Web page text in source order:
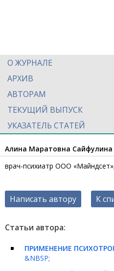
О ЖУРНАЛЕ
АРХИВ
АВТОРАМ
ТЕКУЩИЙ ВЫПУСК
УКАЗАТЕЛЬ СТАТЕЙ
Алина Маратовна Сайфулина
врач-психиатр ООО
Написать автору К
Статьи автора:
ПРИМЕНЕНИЕ
&NBSP;